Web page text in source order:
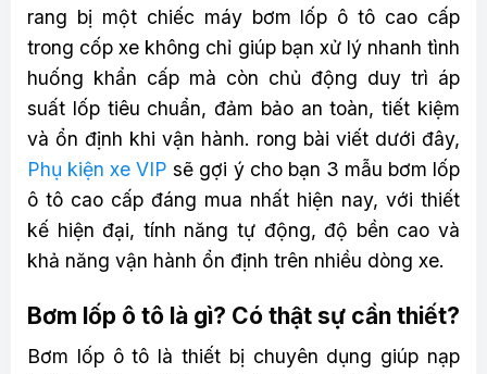
rang bị một chiếc máy bơm lốp ô tô cao cấp
trong cốp xe không chỉ giúp bạn xử lý nhanh tình
huống khẩn cấp mà còn chủ động duy trì áp
suất lốp tiêu chuẩn, đảm bảo an toàn, tiết kiệm
và ổn định khi vận hành. rong bài viết dưới đây,
Phụ kiện xe VIP sẽ gợi ý cho bạn 3 mẫu bơm lốp
ô tô cao cấp đáng mua nhất hiện nay, với thiết
kế hiện đại, tính năng tự động, độ bền cao và
khả năng vận hành ổn định trên nhiều dòng xe.
Bơm lốp ô tô là gì? Có thật sự cần thiết?
Bơm lốp ô tô là thiết bị chuyên dụng giúp nạp